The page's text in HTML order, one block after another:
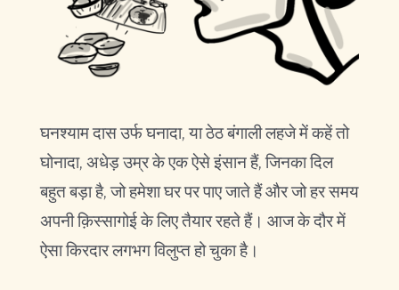
घनश्याम दास उर्फ घनादा, या ठेठ बंगाली लहजे में कहें तो
घोनादा, अधेड़ उम्र के एक ऐसे इंसान हैं, जिनका दिल
बहुत बड़ा है, जो हमेशा घर पर पाए जाते हैं और जो हर समय
अपनी क़िस्सागोई के लिए तैयार रहते हैं। आज के दौर में
ऐसा किरदार लगभग विलुप्त हो चुका है।